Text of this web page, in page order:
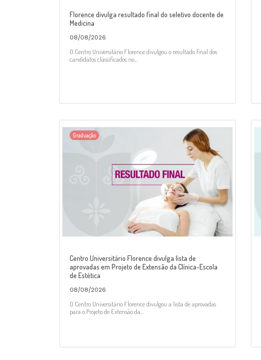
Florence divulga resultado final do seletivo docente de
Medicina
08/08/2026
O Centro Universitário Florence divulgou o resultado final dos
candidatos classificados no...
Graduação
Centro Universitário Florence divulga lista de
aprovadas em Projeto de Extensão da Clínica-Escola
de Estética
08/08/2026
O Centro Universitário Florence divulgou a lista de aprovadas
para o Projeto de Extensão da...